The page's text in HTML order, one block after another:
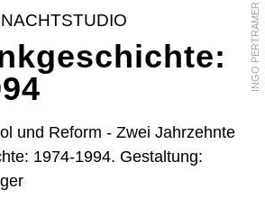
INGO PERTRAMER
und Reform - Zwei Jahrzehnte
1974-1994. Gestaltung: